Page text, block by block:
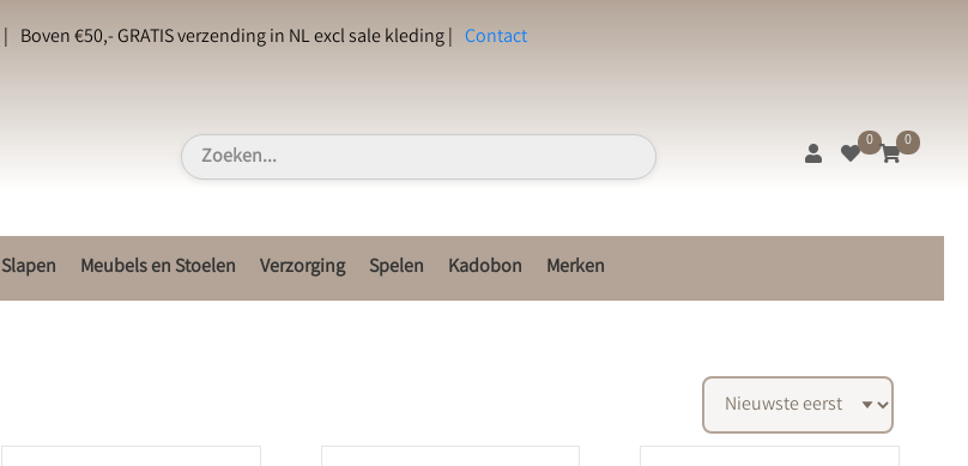
Boven €50,- GRATIS verzending in NL excl sale kleding | Contact
0 0
Slapen Meubels en Stoelen Verzorging Spelen Kadobon Merken